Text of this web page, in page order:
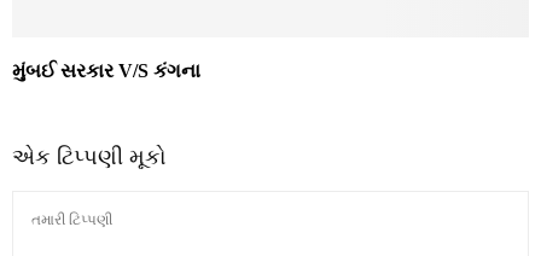
મુંબઈ સરકાર V/S કંગના
એક ટિપ્પણી મૂકો